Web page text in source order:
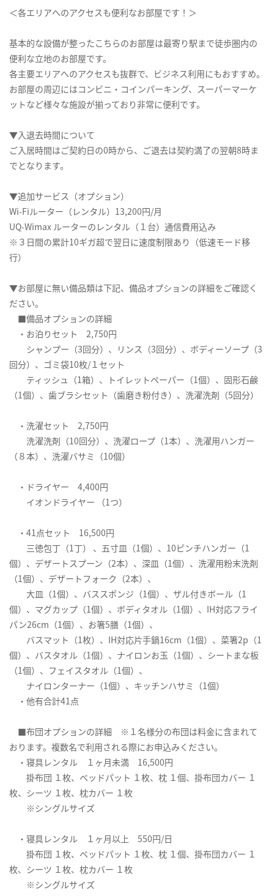
＜各エリアへのアクセスも便利なお部屋です！＞
基本的な設備が整ったこちらのお部屋は最寄り駅まで徒歩圏内の
便利な立地のお部屋です。
各主要エリアへのアクセスも抜群で、ビジネス利用にもおすすめ。
お部屋の周辺にはコンビニ・コインパーキング、スーパーマーケ
ットなど様々な施設が揃っており非常に便利です。
▼入退去時間について
ご入居時間はご契約日の0時から、ご退去は契約満了の翌朝8時ま
でとなります。
▼追加サービス（オプション）
Wi-Fiルーター（レンタル）13,200円/月
UQ-Wimax ルーターのレンタル（１台）通信費用込み
※３日間の累計10ギガ超で翌日に速度制限あり（低速モード移
行）
▼お部屋に無い備品類は下記、備品オプションの詳細をご確認く
ださい。
■備品オプションの詳細
・お泊りセット 2,750円
シャンプー（3回分）、リンス（3回分）、ボディーソープ（3
回分）、ゴミ袋10枚/１セット
ティッシュ（1箱）、トイレットペーパー（1個）、固形石鹸
（1個）、歯ブラシセット（歯磨き粉付き）、洗濯洗剤（5回分）
・洗濯セット 2,750円
洗濯洗剤（10回分）、洗濯ロープ（1本）、洗濯用ハンガー
（８本）、洗濯バサミ（10個）
・ドライヤー 4,400円
イオンドライヤー （1つ）
・41点セット 16,500円
三徳包丁（1丁） 、五寸皿（1個）、10ピンチハンガー（1
個）、デザートスプーン（2本）、深皿（1個）、洗濯用粉末洗剤
（1個）、デザートフォーク（2本）、
大皿（1個）、バススポンジ（1個）、ザル付きボール（1
個）、マグカップ（1個）、ボディタオル（1個）、IH対応フライ
パン26cm（1個）、お箸5膳（1個）、
バスマット（1枚）、IH対応片手鍋16cm（1個）、菜箸2p（1
個）、バスタオル（1個）、ナイロンお玉（1個）、シートまな板
（1個）、フェイスタオル（1個）、
ナイロンターナー（1個）、キッチンハサミ（1個）
・他有合計41点
■布団オプションの詳細 ※１名様分の布団は料金に含まれて
おります。複数名で利用される際にお申込みください。
・寝具レンタル １ヶ月未満 16,500円
掛布団 １枚、ベッドパット １枚、枕 １個、掛布団カバー １
枚、シーツ １枚、枕カバー １枚
※シングルサイズ
・寝具レンタル １ヶ月以上 550円/日
掛布団 １枚、ベッドパット １枚、枕 １個、掛布団カバー １
枚、シーツ １枚、枕カバー １枚
※シングルサイズ